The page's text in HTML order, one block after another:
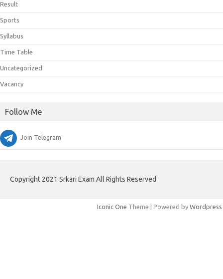
Result
Sports
Syllabus
Time Table
Uncategorized
Vacancy
Follow Me
Join Telegram
Copyright 2021 Srkari Exam All Rights Reserved
Iconic One Theme | Powered by Wordpress